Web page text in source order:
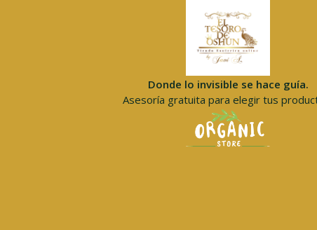
Donde lo invisible se hace guía.
Asesoría gratuita para elegir tus